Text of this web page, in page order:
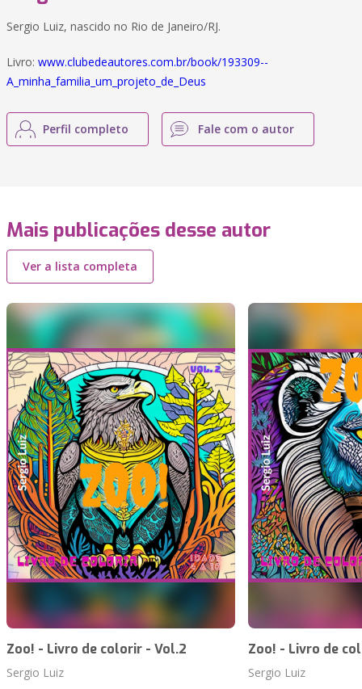
Sergio Luiz, nascido no Rio de Janeiro/RJ.
Livro: www.clubedeautores.com.br/book/193309--
A_minha_familia_um_projeto_de_Deus
Perfil completo Fale com o autor
Mais publicações desse autor
Ver a lista completa
Zoo! - Livro de colorir - Vol.2
Sergio Luiz
Zoo! - Livro de
Sergio Luiz